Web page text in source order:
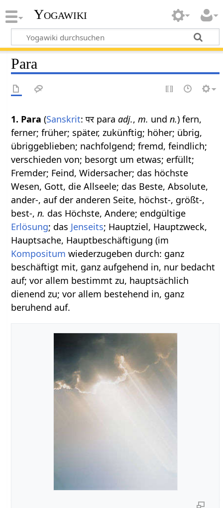
Yogawiki
Para
1. Para (Sanskrit: पर paraadj.,m. undn.) fern,
ferner; früher; später, zukünftig; höher; übrig,
übriggeblieben; nachfolgend; fremd, feindlich;
verschieden von; besorgt um etwas; erfüllt;
Fremder; Feind, Widersacher; das höchste
Wesen, Gott, die Allseele; das Beste, Absolute,
ander-, auf der anderen Seite, höchst-, größt-,
best-,n. das Höchste, Andere; endgültige
Erlösung; das Jenseits; Hauptziel, Hauptzweck,
Hauptsache, Hauptbeschäftigung (im
Kompositum wiederzugeben durch: ganz
beschäftigt mit, ganz aufgehend in, nur bedacht
auf; vor allem bestimmt zu, hauptsächlich
dienend zu; vor allem bestehend in, ganz
beruhend auf.